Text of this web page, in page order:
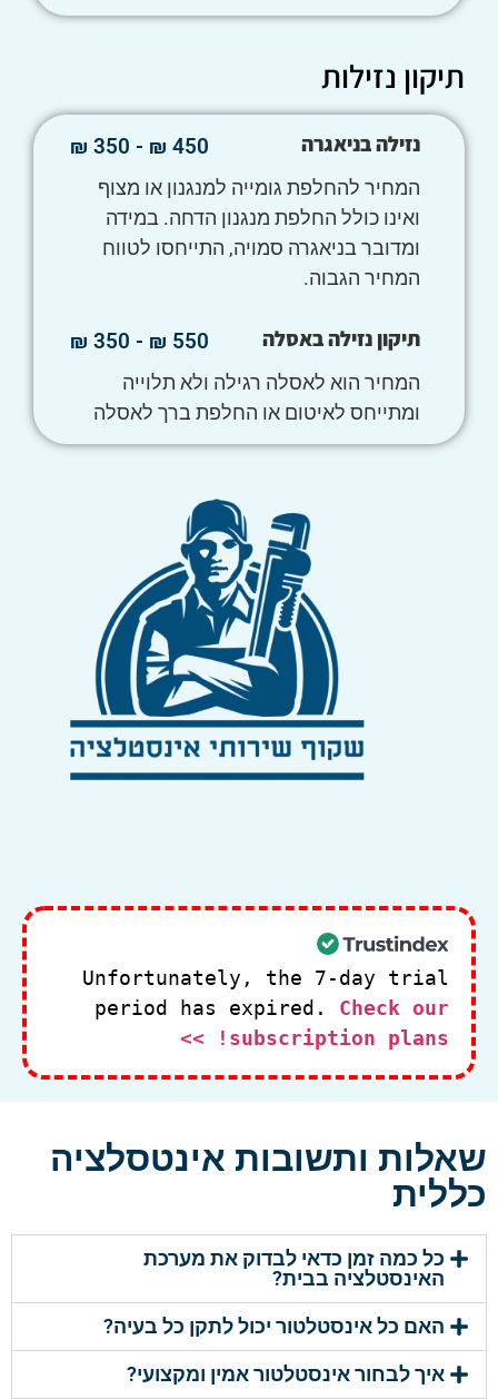
תיקון נזילות
נזילה בניאגרה 450 ₪ - 350 ₪
המחיר להחלפת גומייה למנגנון או מצוף
ואינו כולל החלפת מנגנון הדחה. במידה
ומדובר בניאגרה סמויה, התייחסו לטווח
המחיר הגבוה.
תיקון נזילה באסלה 550 ₪ - 350 ₪
המחיר הוא לאסלה רגילה ולא תלוייה
ומתייחס לאיטום או החלפת ברך לאסלה
Unfortunately, the 7-day trial
period has expired. Check our
subscription plans! >>
שאלות ותשובות אינטסלציה
כללית
כל כמה זמן כדאי לבדוק את מערכת
האינסטלציה בבית?
האם כל אינסטלטור יכול לתקן כל בעיה?
איך לבחור אינסטלטור אמין ומקצועי?